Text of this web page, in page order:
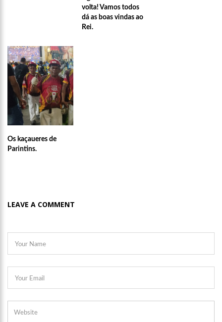
21:55 Karliane Oliveira Candidata à Rainha do
volta! Vamos todos
dá as boas vindas ao
Rei.
Os kaçaueres de
Parintins.
LEAVE A COMMENT